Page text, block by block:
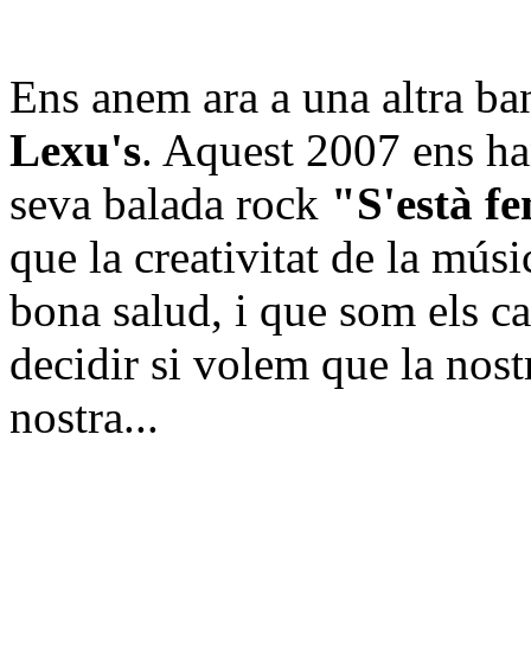
Ens anem ara a una altra
Lexu's. Aquest 2007 ens
seva balada rock "S'està
que la creativitat de la
bona salud, i que som els
decidir si volem que la
nostra...